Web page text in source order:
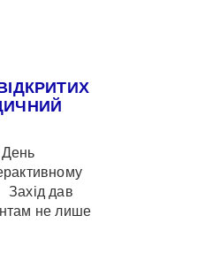
дав
не лише